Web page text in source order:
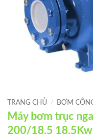
TRANG CHỦ / BƠM
Máy bơm trục
200/18.5 18.5Kw